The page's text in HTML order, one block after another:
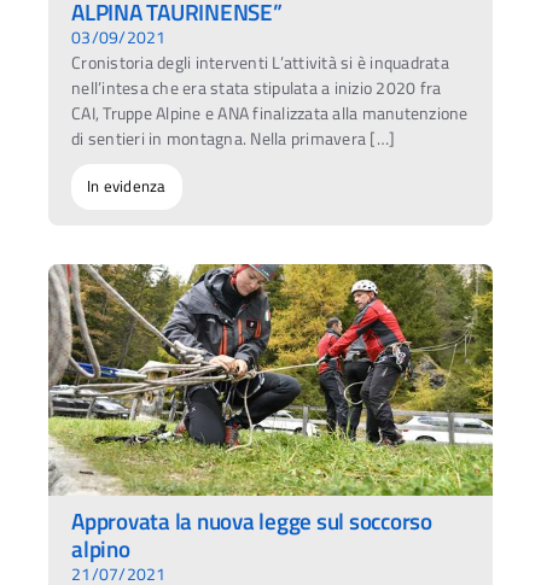
ALPINA TAURINENSE”
03/09/2021
Cronistoria degli interventi L’attività si è inquadrata
nell’intesa che era stata stipulata a inizio 2020 fra
CAI, Truppe Alpine e ANA finalizzata alla manutenzione
di sentieri in montagna. Nella primavera […]
In evidenza
Approvata la nuova legge sul soccorso
alpino
21/07/2021